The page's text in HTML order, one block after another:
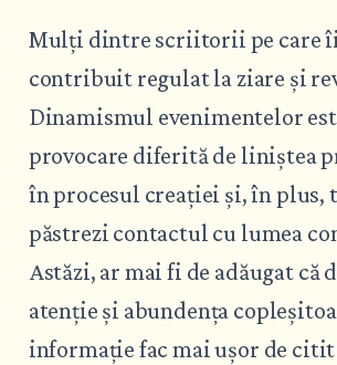
Mulți dintre scriitorii pe care îi
contribuit regulat la ziare și
Dinamismul evenimentelor
provocare diferită de liniștea
în procesul creației și, în plus,
păstrezi contactul cu lumea
Astăzi, ar mai fi de adăugat că
atenție și abundența
informație fac mai ușor de